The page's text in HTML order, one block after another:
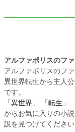
アルファポリスのフ
アルファポリスのフ
異世界転生から主人
です。
「 異世界 」 「 転生 」
からお気に入りの小
説を見つけてください